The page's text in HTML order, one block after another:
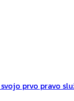
prvo pravo